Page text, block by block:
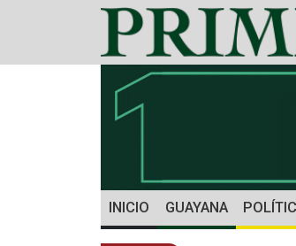
INICIO GUAYANA